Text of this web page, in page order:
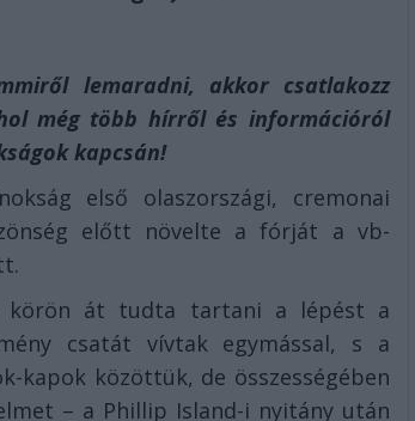
lemaradni, akkor csatlakozz
még több hírről és információról
kapcsán!
első olaszországi, cremonai
előtt növelte a fórját a vb-
körön át tudta tartani a lépést a
csatát vívtak egymással, s a
kapok közöttük, de összességében
– a Phillip Island-i nyitány után